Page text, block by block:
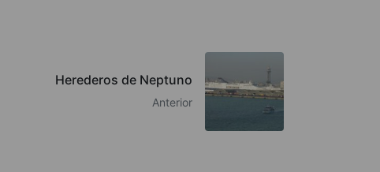
Herederos de Neptuno
Anterior